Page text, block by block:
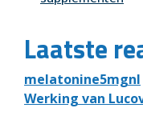
Laatste
melatonine5mgnl
Werking van